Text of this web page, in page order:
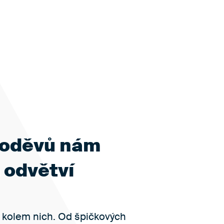
nám
odvětví
nich. Od špičkových